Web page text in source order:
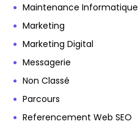
Maintenance Informatique
Marketing
Marketing Digital
Messagerie
Non Classé
Parcours
Referencement Web SEO